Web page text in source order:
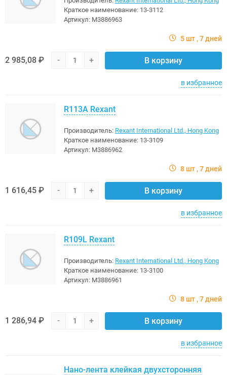
Краткое наименование: 13-3112
Артикул: M3886963
5 шт 7 дней
2 985,08 ₽ - + В корзину
в избранное
R113A Rexant
Производитель: Rexant International Ltd., Hong Kong
Краткое наименование: 13-3109
Артикул: M3886962
8 шт 7 дней
1 616,45 ₽ - + В корзину
в избранное
R109L Rexant
Производитель: Rexant International Ltd., Hong Kong
Краткое наименование: 13-3100
Артикул: M3886961
8 шт 7 дней
1 286,94 ₽ - + В корзину
в избранное
Нано-лента клейкая двухсторонняя